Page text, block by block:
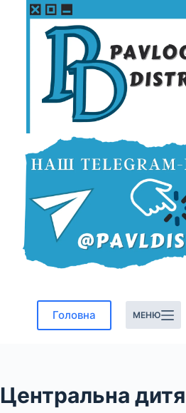
Перейти
Головна МЕНЮ
Центральна